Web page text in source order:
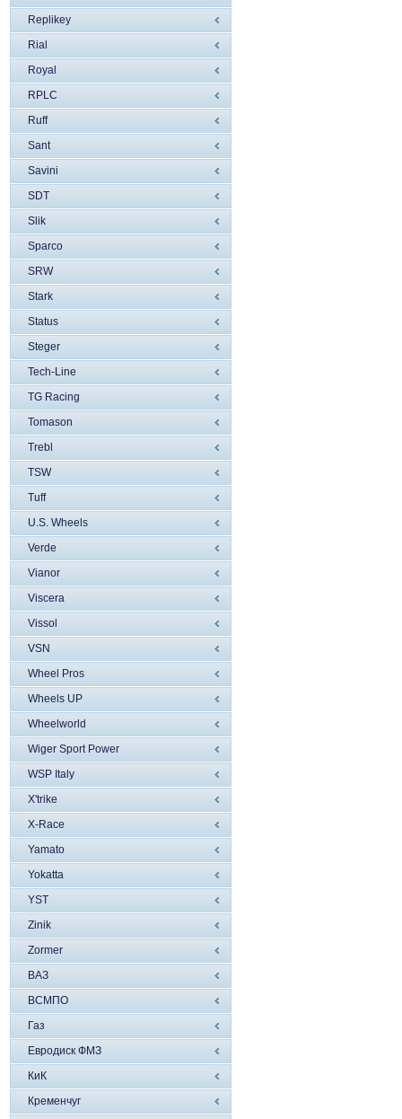
Replikey
Rial
Royal
RPLC
Ruff
Sant
Savini
SDT
Slik
Sparco
SRW
Stark
Status
Steger
Tech-Line
TG Racing
Tomason
Trebl
TSW
Tuff
U.S. Wheels
Verde
Vianor
Viscera
Vissol
VSN
Wheel Pros
Wheels UP
Wheelworld
Wiger Sport Power
WSP Italy
X'trike
X-Race
Yamato
Yokatta
YST
Zinik
Zormer
ВАЗ
ВСМПО
Газ
Евродиск ФМЗ
КиК
Кременчуг